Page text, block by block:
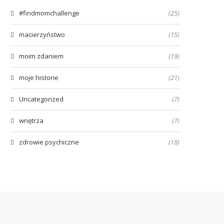
#findmomchallenge (25)
macierzyństwo (15)
moim zdaniem (19)
moje historie (21)
Uncategorized (7)
wnętrza (7)
zdrowie psychiczne (18)